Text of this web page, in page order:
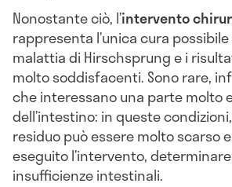
Nonostante ciò, l’intervento
rappresenta l’unica cura
malattia di Hirschsprung e i
molto soddisfacenti. Sono rare,
che interessano una parte molto
dell’intestino: in queste
residuo può essere molto scarso
eseguito l’intervento,
insufficienze intestinali.